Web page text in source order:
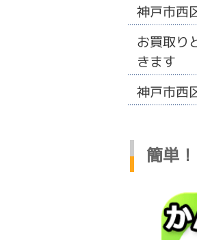
神戸市西
お買取り
きます
神戸市西
簡単